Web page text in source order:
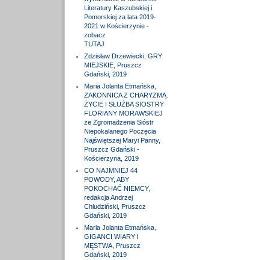
Literatury Kaszubskiej i
Pomorskiej za lata 2019-
2021 w Kościerzynie -
zobacz
TUTAJ
Zdzisław Drzewiecki, GRY
MIEJSKIE, Pruszcz
Gdański, 2019
Maria Jolanta Etmańska,
ZAKONNICA Z CHARYZMĄ.
ŻYCIE I SŁUŻBA SIOSTRY
FLORIANY MORAWSKIEJ
ze Zgromadzenia Sióstr
Niepokalanego Poczęcia
Najświętszej Maryi Panny,
Pruszcz Gdański -
Kościerzyna, 2019
CO NAJMNIEJ 44
POWODY, ABY
POKOCHAĆ NIEMCY,
redakcja Andrzej
Chludziński, Pruszcz
Gdański, 2019
Maria Jolanta Etmańska,
GIGANCI WIARY I
MĘSTWA, Pruszcz
Gdański, 2019